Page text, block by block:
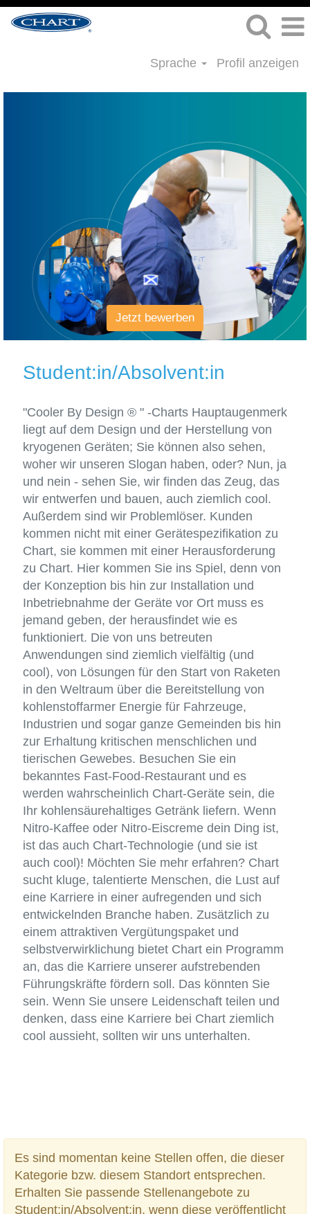
Sprache Profil anzeigen
Student:in/Absolvent:in
Jetzt bewerben
Student:in/Absolvent:in
"Cooler By Design ® " -Charts Hauptaugenmerk
liegt auf dem Design und der Herstellung von
kryogenen Geräten; Sie können also sehen,
woher wir unseren Slogan haben, oder? Nun, ja
und nein - sehen Sie, wir finden das Zeug, das
wir entwerfen und bauen, auch ziemlich cool.
Außerdem sind wir Problemlöser. Kunden
kommen nicht mit einer Gerätespezifikation zu
Chart, sie kommen mit einer Herausforderung
zu Chart. Hier kommen Sie ins Spiel, denn von
der Konzeption bis hin zur Installation und
Inbetriebnahme der Geräte vor Ort muss es
jemand geben, der herausfindet wie es
funktioniert. Die von uns betreuten
Anwendungen sind ziemlich vielfältig (und
cool), von Lösungen für den Start von Raketen
in den Weltraum über die Bereitstellung von
kohlenstoffarmer Energie für Fahrzeuge,
Industrien und sogar ganze Gemeinden bis hin
zur Erhaltung kritischen menschlichen und
tierischen Gewebes. Besuchen Sie ein
bekanntes Fast-Food-Restaurant und es
werden wahrscheinlich Chart-Geräte sein, die
Ihr kohlensäurehaltiges Getränk liefern. Wenn
Nitro-Kaffee oder Nitro-Eiscreme dein Ding ist,
ist das auch Chart-Technologie (und sie ist
auch cool)! Möchten Sie mehr erfahren? Chart
sucht kluge, talentierte Menschen, die Lust auf
eine Karriere in einer aufregenden und sich
entwickelnden Branche haben. Zusätzlich zu
einem attraktiven Vergütungspaket und
selbstverwirklichung bietet Chart ein Programm
an, das die Karriere unserer aufstrebenden
Führungskräfte fördern soll. Das könnten Sie
sein. Wenn Sie unsere Leidenschaft teilen und
denken, dass eine Karriere bei Chart ziemlich
cool aussieht, sollten wir uns unterhalten.
Es sind momentan keine Stellen offen, die dieser
Kategorie bzw. diesem Standort entsprechen.
Erhalten Sie passende Stellenangebote zu
Student:in/Absolvent:in, wenn diese veröffentlicht